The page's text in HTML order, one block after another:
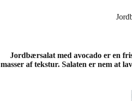
Jordbærsalat med avocado er en
masser af tekstur. Salaten er nem at